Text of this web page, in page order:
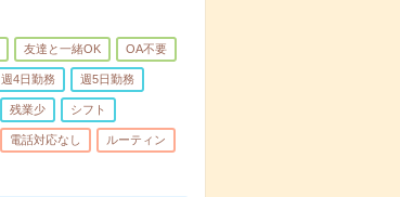
友達と一緒OK OA不要
週4日勤務 週5日勤務
残業少 シフト
電話対応なし ルーティン